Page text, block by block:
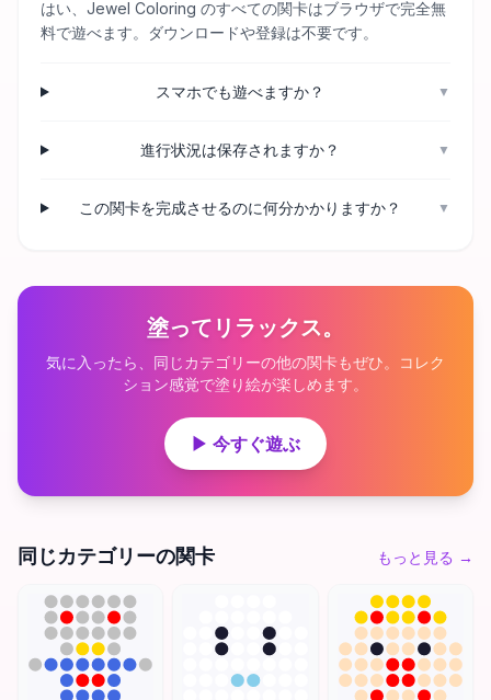
はい、Jewel Coloring のすべての関卡はブラウザで完全無
料で遊べます。ダウンロードや登録は不要です。
スマホでも遊べますか？ ▼
進行状況は保存されますか？ ▼
この関卡を完成させるのに何分かかりますか？ ▼
塗ってリラックス。
気に入ったら、同じカテゴリーの他の関卡もぜひ。コレク
ション感覚で塗り絵が楽しめます。
▶ 今すぐ遊ぶ
同じカテゴリーの関卡 もっと見る →